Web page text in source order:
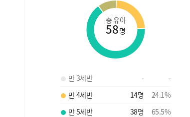
총 유아
58명
만 3세반 -
-
만 4세반
14명 24.1%
만 5세반
38명 65.5%